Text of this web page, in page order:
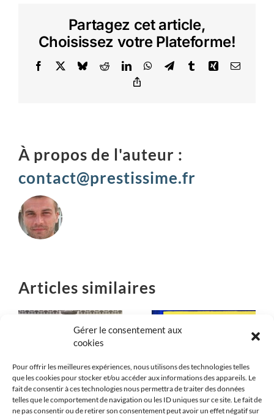
Gérer le consentement aux
cookies
Pour offrir les meilleures expériences, nous utilisons des technologies telles
que les cookies pour stocker et/ou accéder aux informations des appareils. Le
fait de consentir à ces technologies nous permettra de traiter des données
telles que le comportement de navigation ou les ID uniques sur ce site. Le fait de
ne pas consentir ou de retirer son consentement peut avoir un effet négatif sur
Partagez cet article,
Choisissez votre Plateforme!
Facebook BlueskyRedditLinkedInWhatsApp
TelegramTumblrXing Email
À propos de l'auteur :
contact@prestissime.fr
Articles similaires
2019
de couteau de
table